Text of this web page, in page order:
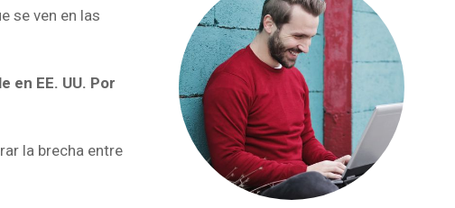
se ven en las
en EE. UU. Por
la brecha entre